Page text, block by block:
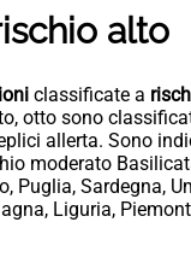
alto
classificate a
otto sono
allerta. Sono
moderato
Puglia, Sardegna,
Liguria,